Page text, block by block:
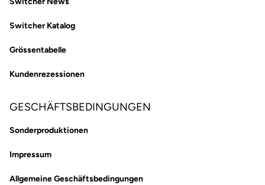
Switcher Katalog
Grössentabelle
Kundenrezessionen
GESCHÄFTSBEDINGUNGEN
Sonderproduktionen
Impressum
Allgemeine Geschäftsbedingungen